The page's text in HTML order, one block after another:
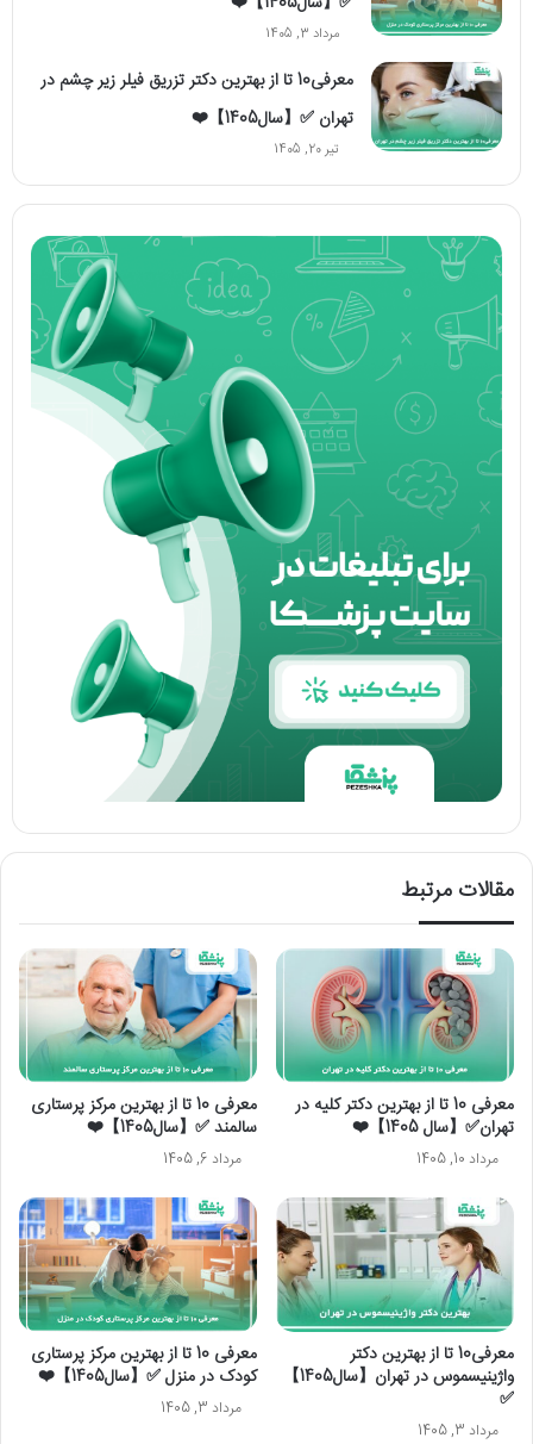
مرداد 3, 1405
معرفی10 تا از بهترین دکتر تزریق فیلر زیر چشم در
تهران ✅【سال1405】❤️
تیر 20, 1405
مقالات مرتبط
معرفی 10 تا از بهترین دکتر کلیه در
تهران✅【سال 1405】❤️
مرداد 10, 1405
معرفی 10 تا از بهترین مرکز پرستاری
سالمند ✅【سال1405】❤️
مرداد 6, 1405
معرفی10 تا از بهترین دکتر
واژینیسموس در تهران【سال1405】
✅
مرداد 3, 1405
معرفی 10 تا از بهترین مرکز پرستاری
کودک در منزل ✅【سال1405】❤️
مرداد 3, 1405